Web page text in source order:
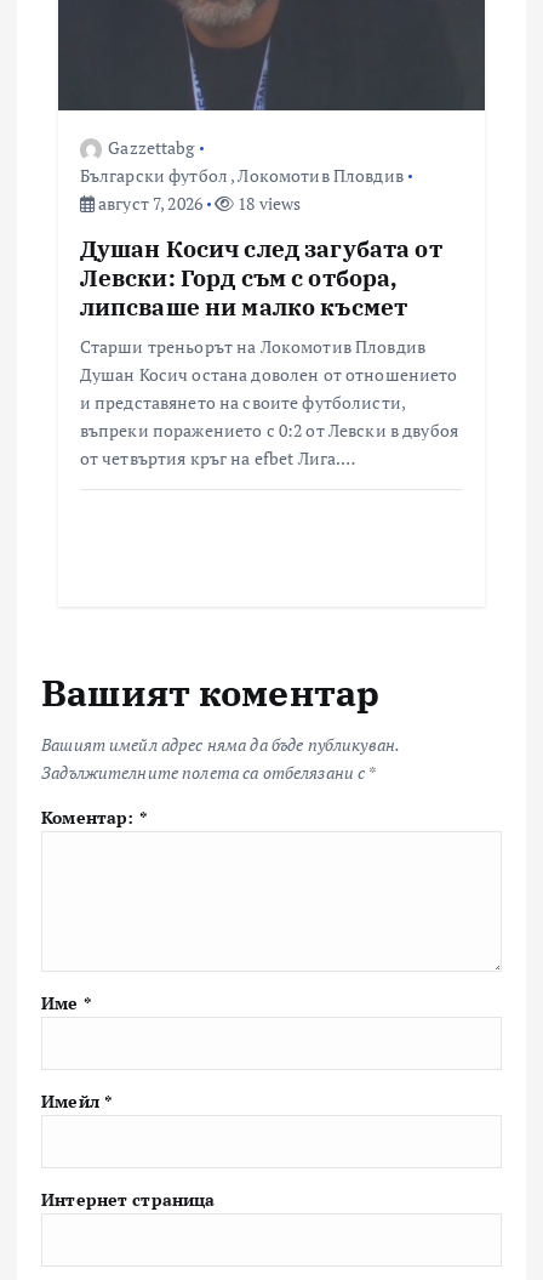
Gazzettabg
Български футбол ,Локомотив Пловдив
август 7, 2026
18 views
Душан Косич след загубата от
Левски: Горд съм с отбора,
липсваше ни малко късмет
Старши треньорът на Локомотив Пловдив
Душан Косич остана доволен от отношението
и представянето на своите футболисти,
въпреки поражението с 0:2 от Левски в двубоя
от четвъртия кръг на efbet Лига.…
Вашият коментар
Вашият имейл адрес няма да бъде публикуван.
Задължителните полета са отбелязани с *
Коментар: *
Име *
Имейл *
Интернет страница